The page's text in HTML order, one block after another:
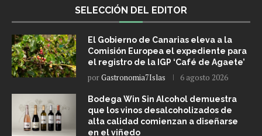
SELECCIÓN DEL EDITOR
El Gobierno de Canarias eleva a la
Comisión Europea el expediente para
el registro de la IGP ‘Café de Agaete’
porGastronomia7Islas 6 agosto 2026
Bodega Win Sin Alcohol demuestra
que los vinos desalcoholizados de
alta calidad comienzan a diseñarse
en el viñedo